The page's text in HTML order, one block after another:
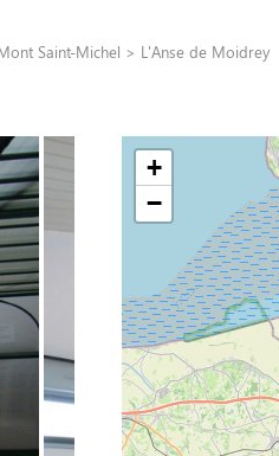
Saint-Michel > L'Anse de Moidrey
+
−